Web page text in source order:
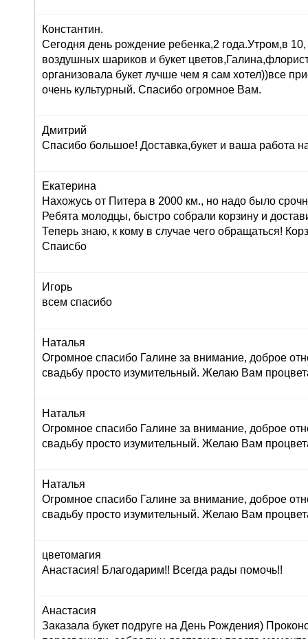
Константин.
Сегодня день рождение ребенка,2 года.Утром,в 10,
воздушных шариков и букет
организовала букет лучше чем я сам хотел))все
очень культурный. Спасибо огромное Вам.
Дмитрий
Спасибо большое! Доставка,букет и ваша работа
Екатерина
Нахожусь от Питера в 2000 км., но надо было
Ребята молодцы, быстро собрали корзину и
Теперь знаю, к кому в случае чего обращаться!
Спаисбо
Игорь
всем спасибо
Наталья
Огромное спасибо Галине за внимание, доброе
свадьбу просто изумительный. Желаю Вам
Наталья
Огромное спасибо Галине за внимание, доброе
свадьбу просто изумительный. Желаю Вам
Наталья
Огромное спасибо Галине за внимание, доброе
свадьбу просто изумительный. Желаю Вам
цветомагия
Анастасия! Благодарим!! Всегда рады помочь!!
Анастасия
Заказала букет подруге на День Рождения)